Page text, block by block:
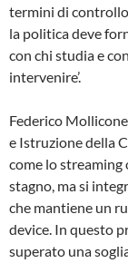
termini di
la politica deve
con chi studia e
intervenire’.
Federico
e Istruzione della
come lo
stagno, ma si
che mantiene un
device. In questo
superato una